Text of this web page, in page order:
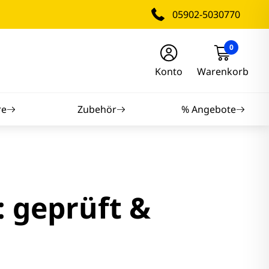
05902-5030770
Konto
0
Warenkorb
Zubehör % Angebote
geprüft &